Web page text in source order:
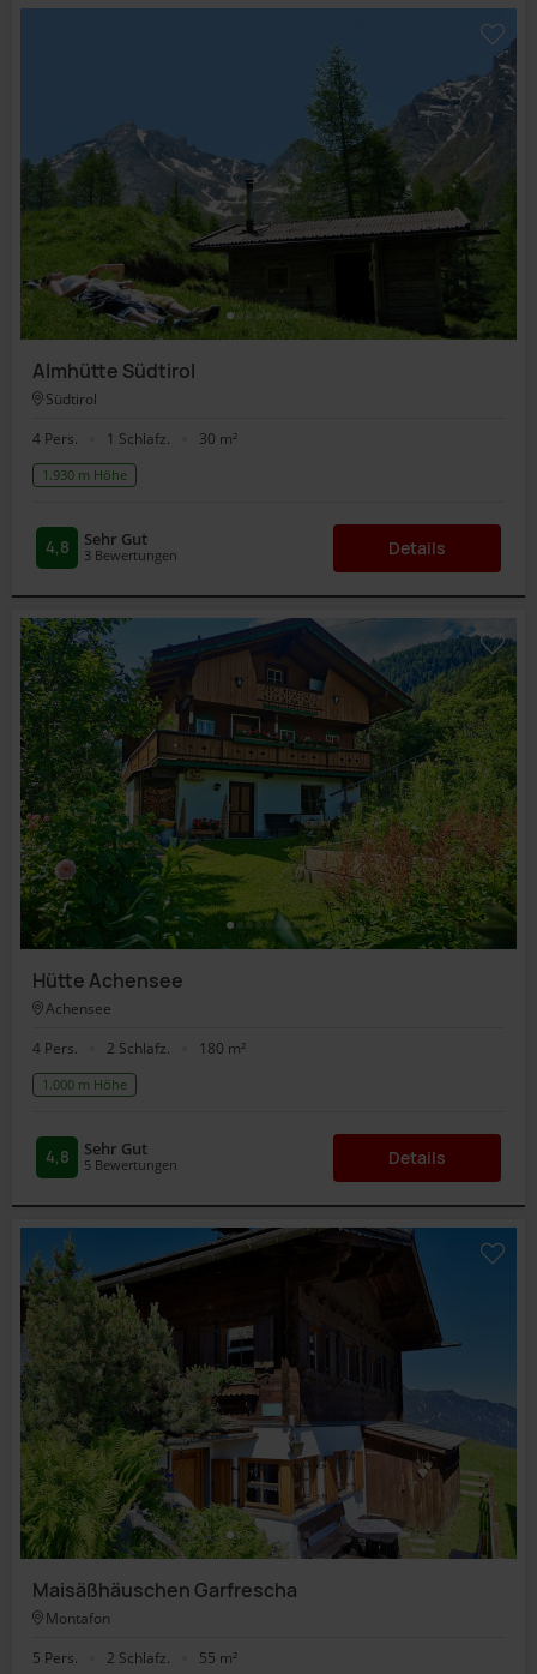
Almhütte Südtirol
Südtirol
4 Pers.
1 Schlafz. 30 m²
1.930 m Höhe
3 Bewertungen
4,8 Sehr Gut Details
Hütte Achensee
Achensee
4 Pers.
2 Schlafz. 180 m²
1.000 m Höhe
5 Bewertungen
4,8 Sehr Gut Details
Maisäßhäuschen Garfrescha
Montafon
5 Pers.
2 Schlafz. 55 m²